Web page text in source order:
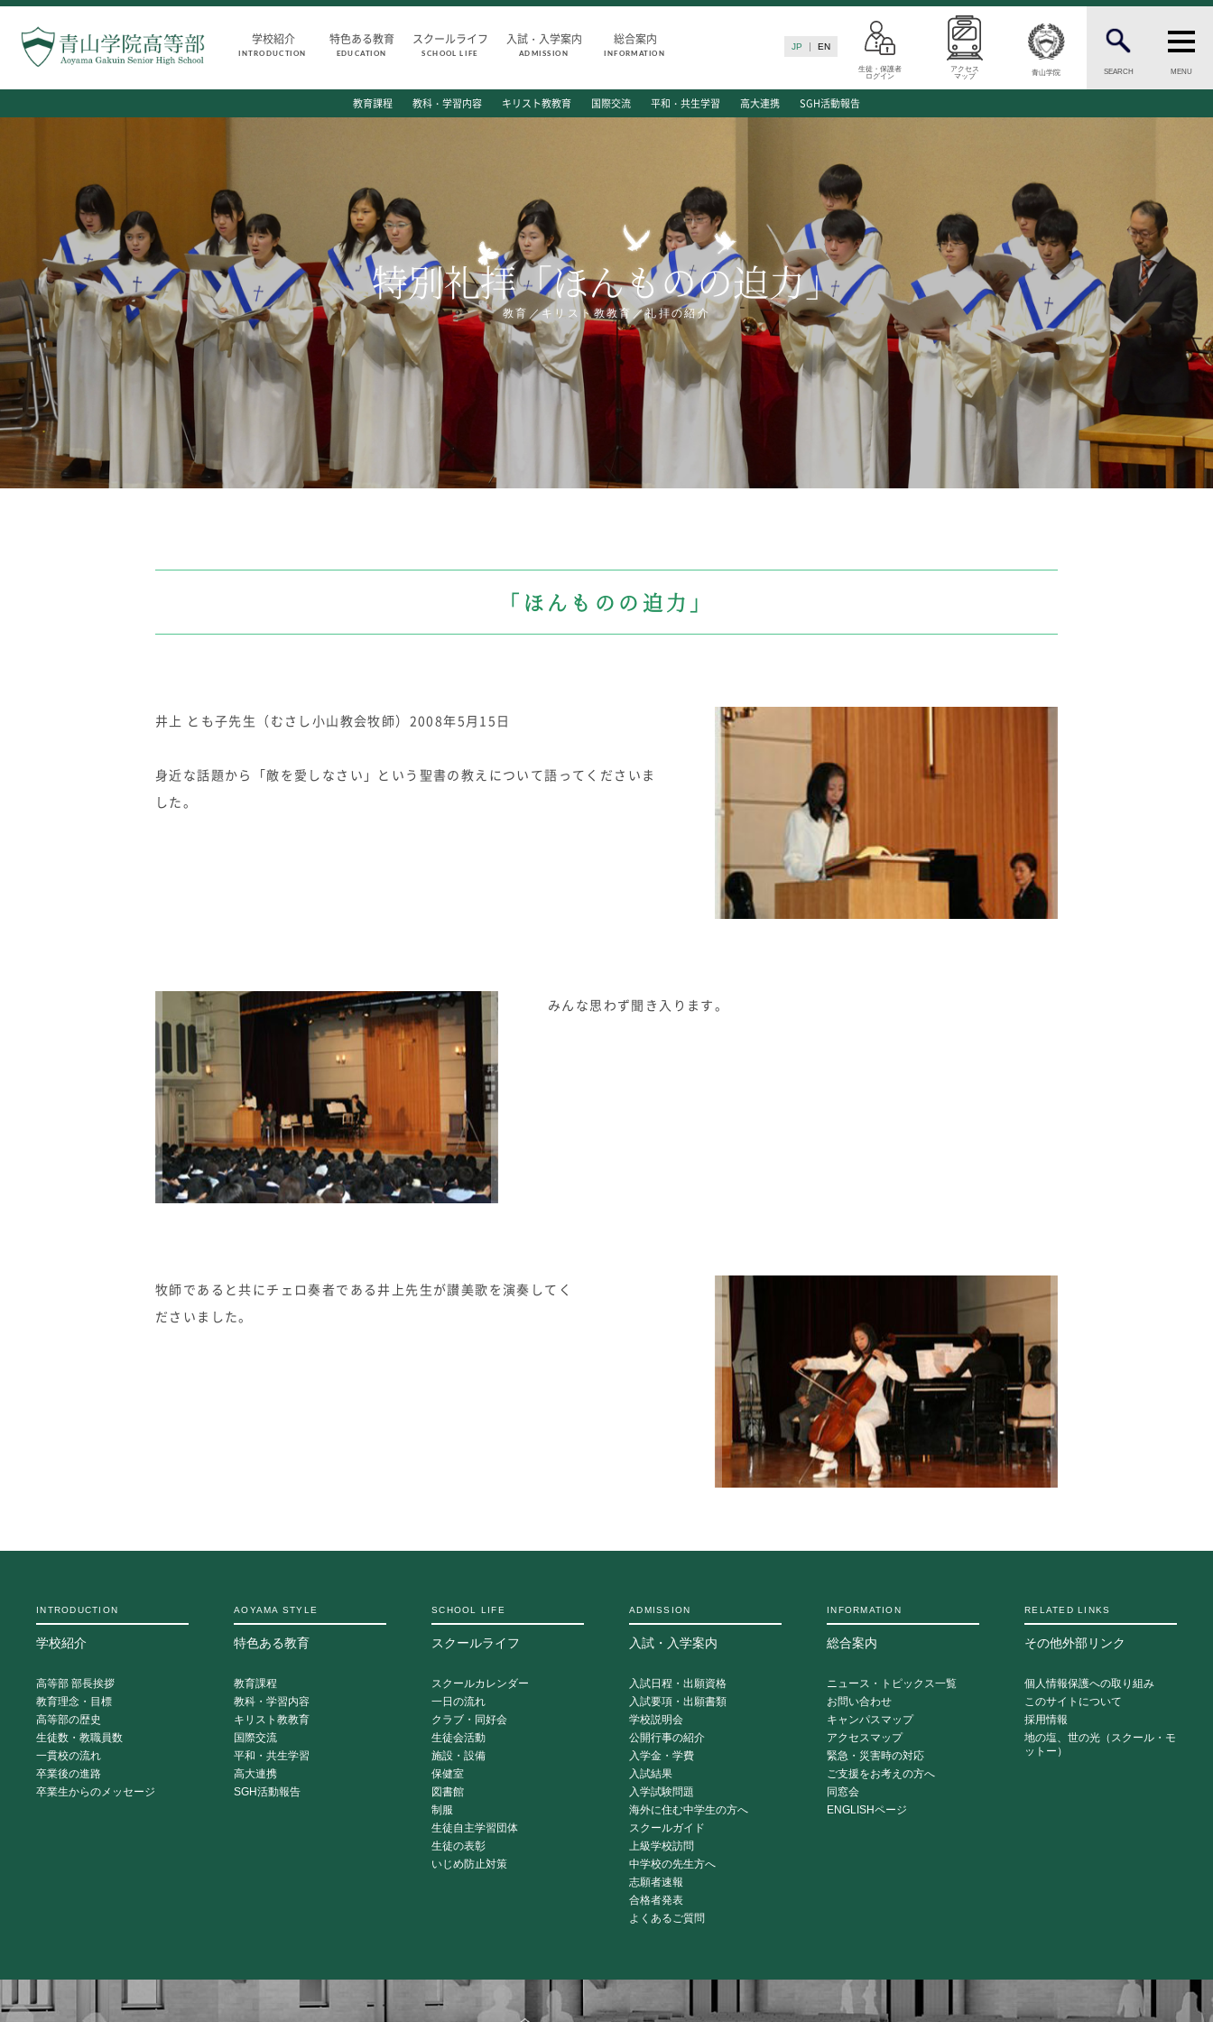
学校紹介
INTRODUCTION
特色ある教育
EDUCATION
スクールライフ
SCHOOL LIFE
入試・入学案内
ADMISSION
総合案内
INFORMATION
JP EN
生徒・保護者
ログイン
アクセス
マップ
青山学院 SEARCH MENU
教育理念・目標
高等部の歴史
生徒数・教職員数
一貫校の流れ
卒業後の進路
卒業生からのメッセージ
AOYAMA STYLE
キリスト教教育
国際交流
平和・共生学習
高大連携
SGH活動報告
SCHOOL LIFE
一日の流れ
クラブ・同好会
生徒会活動
施設・設備
保健室
図書館
制服
生徒自主学習団体
生徒の表彰
いじめ防止対策
ADMISSION
入試日程・出願資格
入試要項・出願書類
公開行事の紹介
入学金・学費
入試結果
入学試験問題
海外に住む中学生の方へ
スクールガイド
上級学校訪問
中学校の先生方へ
志願者速報
合格者発表
よくあるご質問
お問い合わせ
キャンパスマップ
アクセスマップ
緊急・災害時の対応
ご支援をお考えの方へ
同窓会
ENGLISHページ
個人情報保護への取り組み
このサイトについて
採用情報
地の塩、世の光（スクール・モットー）
教育課程 教科・学習内容 キリスト教教育 国際交流 平和・共生学習 高大連携 SGH活動報告
特別礼拝「ほんものの迫力」
教育／キリスト教教育／礼拝の紹介
「ほんものの迫力」
井上 とも子先生（むさし小山教会牧師）2008年5月15日
身近な話題から「敵を愛しなさい」という聖書の教えについて語ってくださいま
した。
みんな思わず聞き入ります。
牧師であると共にチェロ奏者である井上先生が讃美歌を演奏してく
ださいました。
INTRODUCTION
学校紹介
高等部 部長挨拶
教育理念・目標
高等部の歴史
生徒数・教職員数
一貫校の流れ
卒業後の進路
卒業生からのメッセージ
AOYAMA STYLE
特色ある教育
教育課程
教科・学習内容
キリスト教教育
国際交流
平和・共生学習
高大連携
SGH活動報告
SCHOOL LIFE
スクールライフ
スクールカレンダー
一日の流れ
クラブ・同好会
生徒会活動
施設・設備
保健室
図書館
制服
生徒自主学習団体
生徒の表彰
いじめ防止対策
ADMISSION
入試・入学案内
入試日程・出願資格
入試要項・出願書類
学校説明会
公開行事の紹介
入学金・学費
入試結果
入学試験問題
海外に住む中学生の方へ
スクールガイド
上級学校訪問
中学校の先生方へ
志願者速報
合格者発表
よくあるご質問
INFORMATION
総合案内
ニュース・トピックス一覧
お問い合わせ
キャンパスマップ
アクセスマップ
緊急・災害時の対応
ご支援をお考えの方へ
同窓会
ENGLISHページ
RELATED LINKS
その他外部リンク
個人情報保護への取り組み
このサイトについて
採用情報
地の塩、世の光（スクール・モ
ットー）